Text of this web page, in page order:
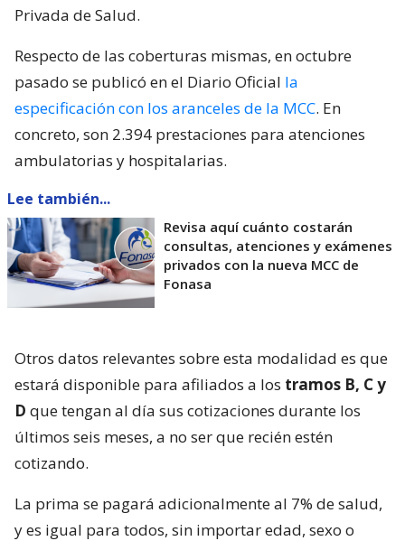
Privada de Salud.
Respecto de las coberturas mismas, en octubre
pasado se publicó en el Diario Oficial la
especificación con los aranceles de la MCC. En
concreto, son 2.394 prestaciones para atenciones
ambulatorias y hospitalarias.
Lee también...
Revisa aquí cuánto costarán
consultas, atenciones y exámenes
privados con la nueva MCC de
Fonasa
Otros datos relevantes sobre esta modalidad es que
estará disponible para afiliados a los tramos B, C y
D que tengan al día sus cotizaciones durante los
últimos seis meses, a no ser que recién estén
cotizando.
La prima se pagará adicionalmente al 7% de salud,
y es igual para todos, sin importar edad, sexo o